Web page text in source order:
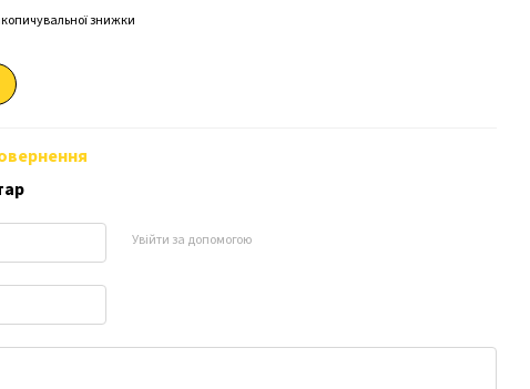
знижки
Увійти за допомогою